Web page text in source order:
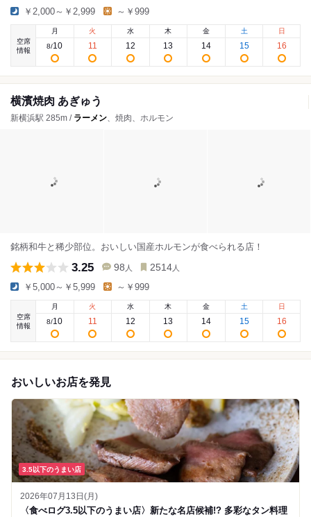
￥2,000～￥2,999 ～￥999
空席
情報
月
8/10
火
11
水
12
木
13
金
14
土
15
日
16
横濱焼肉 あぎゅう
新横浜駅 285m / ラーメン、焼肉、ホルモン
銘柄和牛と稀少部位。おいしい国産ホルモンが食べられる店！
3.25 98 人 2514 人
￥5,000～￥5,999 ～￥999
空席
情報
月
8/10
火
11
水
12
木
13
金
14
土
15
日
16
おいしいお店を発見
3.5以下のうまい店
2026年07月13日(月)
〈食べログ3.5以下のうまい店〉新たな名店候補!? 多彩なタン料理